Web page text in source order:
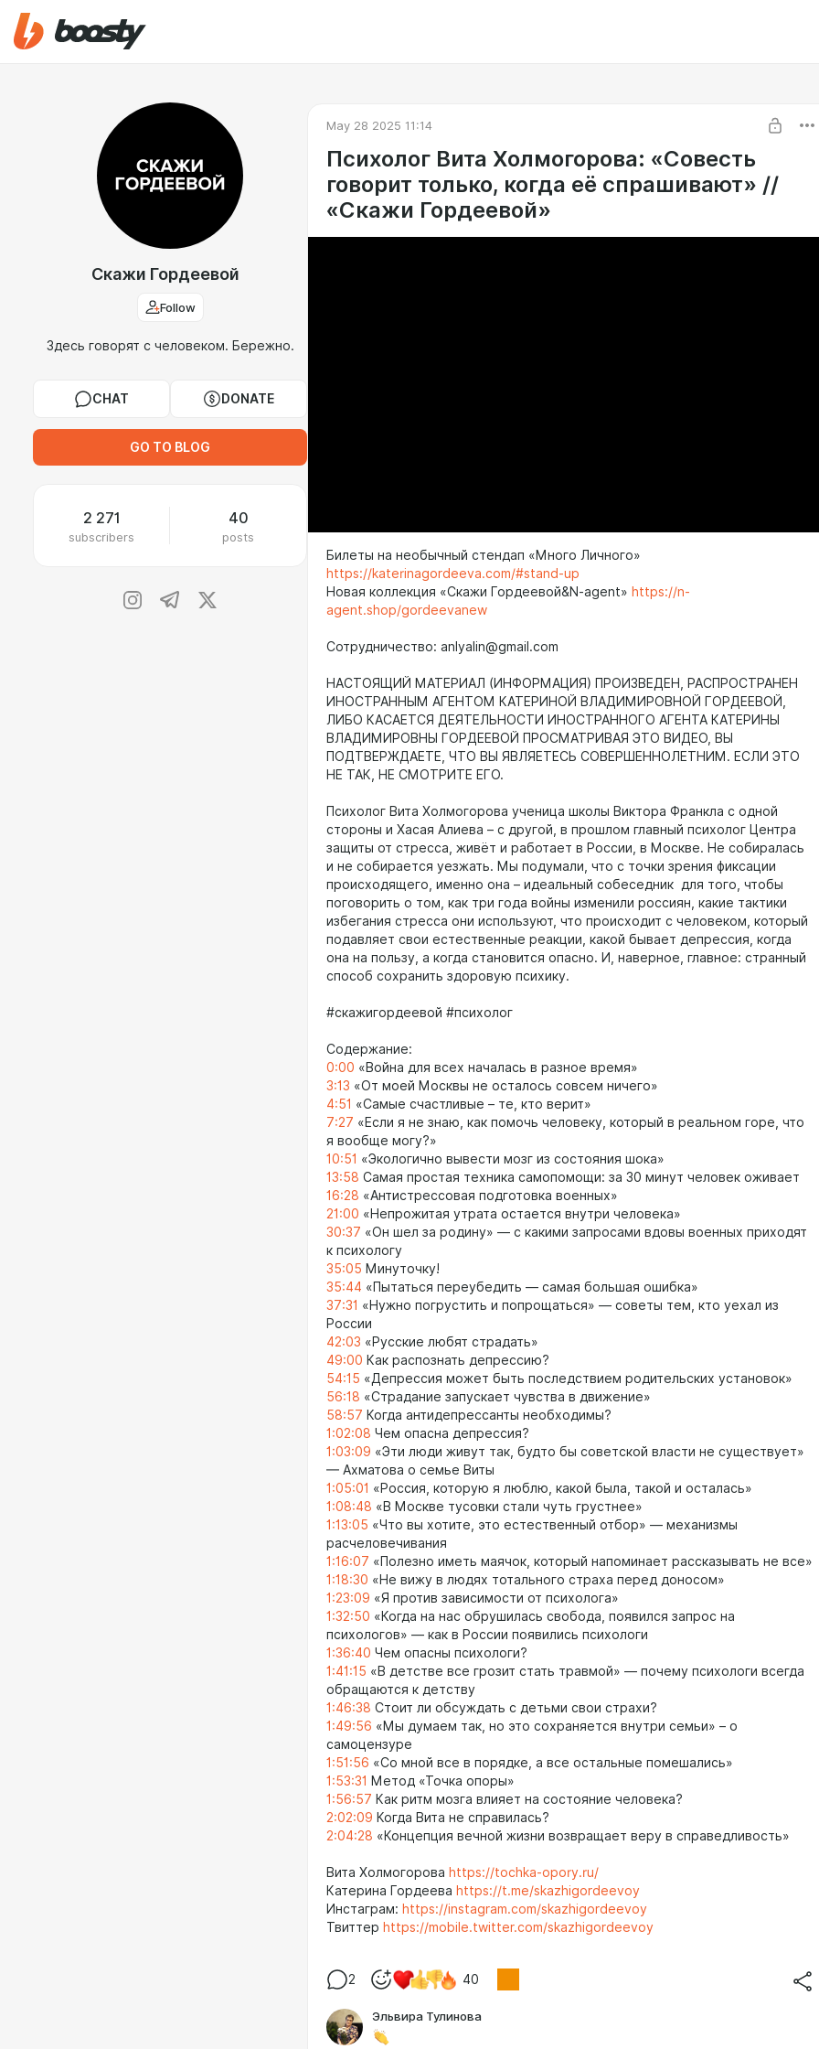
Скажи Гордеевой
Follow
Здесь говорят с человеком. Бережно.
CHAT DONATE
GO TO BLOG
2 271
subscribers
40
posts
May 28 2025 11:14
Психолог Вита Холмогорова: «Cовесть
говорит только, когда её спрашивают» //
«Cкажи Гордеевой»
Билеты на необычный стендап «Много Личного»
https://katerinagordeeva.com/#stand-up
Новая коллекция «Скажи Гордеевой&N-agent» https://n-
agent.shop/gordeevanew
Сотрудничество: anlyalin@gmail.com
НАСТОЯЩИЙ МАТЕРИАЛ (ИНФОРМАЦИЯ) ПРОИЗВЕДЕН, РАСПРОСТРАНЕН
ИНОСТРАННЫМ АГЕНТОМ КАТЕРИНОЙ ВЛАДИМИРОВНОЙ ГОРДЕЕВОЙ,
ЛИБО КАСАЕТСЯ ДЕЯТЕЛЬНОСТИ ИНОСТРАННОГО АГЕНТА КАТЕРИНЫ
ВЛАДИМИРОВНЫ ГОРДЕЕВОЙ ПРОСМАТРИВАЯ ЭТО ВИДЕО, ВЫ
ПОДТВЕРЖДАЕТЕ, ЧТО ВЫ ЯВЛЯЕТЕСЬ СОВЕРШЕННОЛЕТНИМ. ЕСЛИ ЭТО
НЕ ТАК, НЕ СМОТРИТЕ ЕГО.
Психолог Вита Холмогорова ученица школы Виктора Франкла с одной
стороны и Хасая Алиева – с другой, в прошлом главный психолог Центра
защиты от стресса, живёт и работает в России, в Москве. Не собиралась
и не собирается уезжать. Мы подумали, что с точки зрения фиксации
происходящего, именно она – идеальный собеседник для того, чтобы
поговорить о том, как три года войны изменили россиян, какие тактики
избегания стресса они используют, что происходит с человеком, который
подавляет свои естественные реакции, какой бывает депрессия, когда
она на пользу, а когда становится опасно. И, наверное, главное: странный
способ сохранить здоровую психику.
#скажигордеевой #психолог
Содержание:
0:00 «Война для всех началась в разное время»
3:13 «От моей Москвы не осталось совсем ничего»
4:51 «Самые счастливые – те, кто верит»
7:27 «Если я не знаю, как помочь человеку, который в реальном горе, что
я вообще могу?»
10:51 «Экологично вывести мозг из состояния шока»
13:58 Самая простая техника самопомощи: за 30 минут человек оживает
16:28 «Антистрессовая подготовка военных»
21:00 «Непрожитая утрата остается внутри человека»
30:37 «Он шел за родину» — с какими запросами вдовы военных приходят
к психологу
35:05 Минуточку!
35:44 «Пытаться переубедить — самая большая ошибка»
37:31 «Нужно погрустить и попрощаться» — советы тем, кто уехал из
России
42:03 «Русские любят страдать»
49:00 Как распознать депрессию?
54:15 «Депрессия может быть последствием родительских установок»
56:18 «Страдание запускает чувства в движение»
58:57 Когда антидепрессанты необходимы?
1:02:08 Чем опасна депрессия?
1:03:09 «Эти люди живут так, будто бы советской власти не существует»
— Ахматова о семье Виты
1:05:01 «Россия, которую я люблю, какой была, такой и осталась»
1:08:48 «В Москве тусовки стали чуть грустнее»
1:13:05 «Что вы хотите, это естественный отбор» — механизмы
расчеловечивания
1:16:07 «Полезно иметь маячок, который напоминает рассказывать не все»
1:18:30 «Не вижу в людях тотального страха перед доносом»
1:23:09 «Я против зависимости от психолога»
1:32:50 «Когда на нас обрушилась свобода, появился запрос на
психологов» — как в России появились психологи
1:36:40 Чем опасны психологи?
1:41:15 «В детстве все грозит стать травмой» — почему психологи всегда
обращаются к детству
1:46:38 Стоит ли обсуждать с детьми свои страхи?
1:49:56 «Мы думаем так, но это сохраняется внутри семьи» – о
самоцензуре
1:51:56 «Со мной все в порядке, а все остальные помешались»
1:53:31 Метод «Точка опоры»
1:56:57 Как ритм мозга влияет на состояние человека?
2:02:09 Когда Вита не справилась?
2:04:28 «Концепция вечной жизни возвращает веру в справедливость»
Вита Холмогорова https://tochka-opory.ru/
Катерина Гордеева https://t.me/skazhigordeevoy
Инстаграм: https://instagram.com/skazhigordeevoy
Твиттер https://mobile.twitter.com/skazhigordeevoy
2 40
Эльвира Тулинова